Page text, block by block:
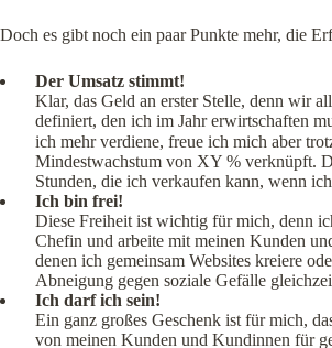
Doch es gibt noch ein paar Punkte mehr, die
Der Umsatz stimmt!
Klar, das Geld an erster Stelle, denn wir
definiert, den ich im Jahr erwirtschaften
ich mehr verdiene, freue ich mich aber
Mindestwachstum von XY % verknüpft.
Stunden, die ich verkaufen kann, wenn
Ich bin frei!
Diese Freiheit ist wichtig für mich, denn
Chefin und arbeite mit meinen Kunden
denen ich gemeinsam Websites kreiere
Abneigung gegen soziale Gefälle
Ich darf ich sein!
Ein ganz großes Geschenk ist für mich,
von meinen Kunden und Kundinnen für